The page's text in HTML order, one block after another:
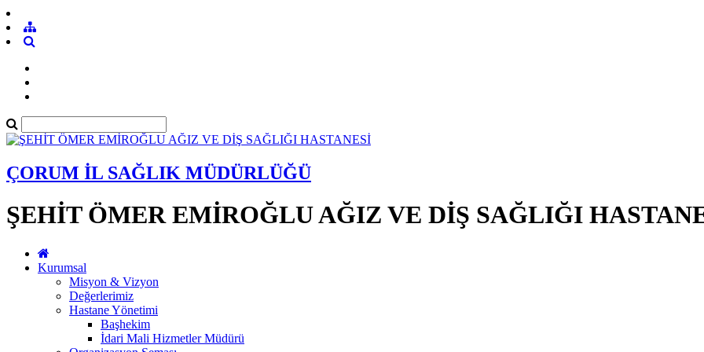
ÇORUM İL SAĞLIK MÜDÜRLÜĞÜ
ŞEHİT ÖMER EMİROĞLU AĞIZ VE DİŞ SAĞLIĞI
Kurumsal
Misyon & Vizyon
Değerlerimiz
Hastane Yönetimi
Başhekim
İdari Mali Hizmetler Müdürü